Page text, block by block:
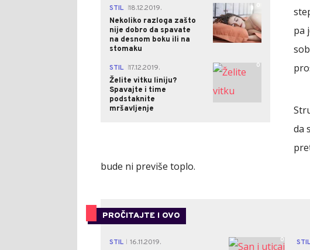
STIL 18.12.2019.
Nekoliko razloga zašto
nije dobro da spavate
na desnom boku ili na
stomaku
STIL 17.12.2019.
Želite vitku liniju?
Spavajte i time
podstaknite
mršavljenje
0
pa
da
bude ni previše toplo.
PROČITAJTE I OVO
STIL
16.11.2019.
0 STIL